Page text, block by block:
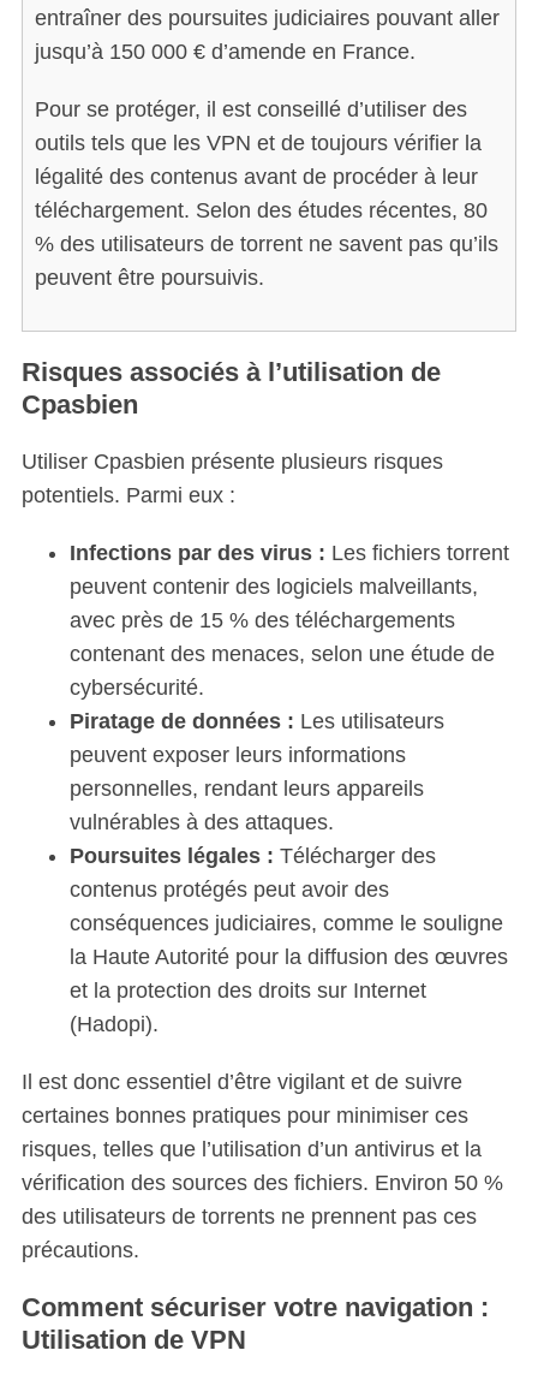
entraîner des poursuites judiciaires pouvant aller
jusqu’à 150 000 € d’amende en France.
Pour se protéger, il est conseillé d’utiliser des
outils tels que les VPN et de toujours vérifier la
légalité des contenus avant de procéder à leur
téléchargement. Selon des études récentes, 80
% des utilisateurs de torrent ne savent pas qu’ils
peuvent être poursuivis.
Risques associés à l’utilisation de
Cpasbien
Utiliser Cpasbien présente plusieurs risques
potentiels. Parmi eux :
Infections par des virus : Les fichiers torrent
peuvent contenir des logiciels malveillants,
avec près de 15 % des téléchargements
contenant des menaces, selon une étude de
cybersécurité.
Piratage de données : Les utilisateurs
peuvent exposer leurs informations
personnelles, rendant leurs appareils
vulnérables à des attaques.
Poursuites légales : Télécharger des
contenus protégés peut avoir des
conséquences judiciaires, comme le souligne
la Haute Autorité pour la diffusion des œuvres
et la protection des droits sur Internet
(Hadopi).
Il est donc essentiel d’être vigilant et de suivre
certaines bonnes pratiques pour minimiser ces
risques, telles que l’utilisation d’un antivirus et la
vérification des sources des fichiers. Environ 50 %
des utilisateurs de torrents ne prennent pas ces
précautions.
Comment sécuriser votre navigation :
Utilisation de VPN